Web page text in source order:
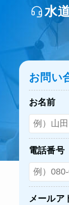
水
お問い
お名前
電話番号
メールア